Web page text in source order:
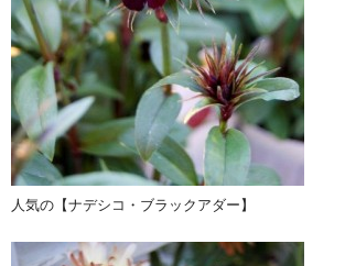
人気の【ナデシコ・ブラックアダー】